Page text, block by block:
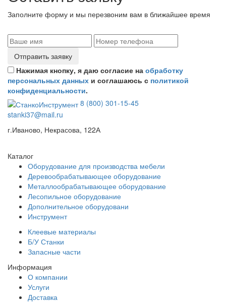
Заполните форму и мы перезвоним вам в ближайшее время
Отправить заявку
Нажимая кнопку, я даю согласие на обработку
персональных данных и соглашаюсь с политикой
конфиденциальности.
8 (800) 301-15-45
stanki37@mail.ru
г.Иваново, Некрасова, 122А
Каталог
Оборудование для производства мебели
Деревообрабатывающее оборудование
Металлообрабатывающее оборудование
Лесопильное оборудование
Дополнительное оборудовани
Инструмент
Клеевые материалы
Б/У Станки
Запасные части
Информация
О компании
Услуги
Доставка